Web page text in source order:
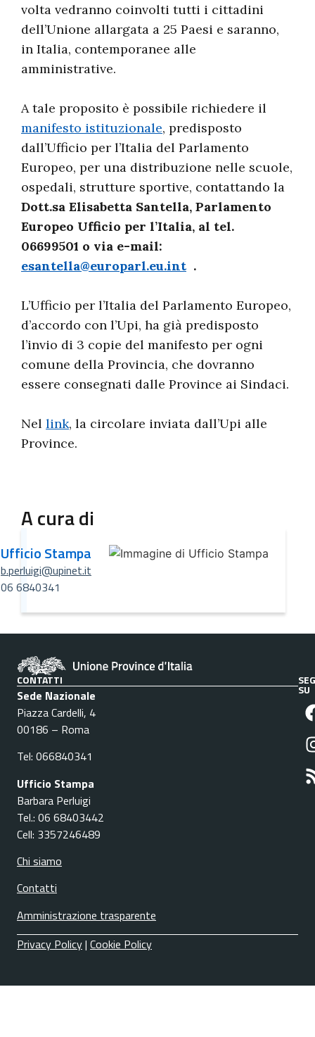
volta vedranno coinvolti tutti i cittadini
dell’Unione allargata a 25 Paesi e saranno,
in Italia, contemporanee alle
amministrative.
A tale proposito è possibile richiedere il
manifesto istituzionale, predisposto
dall’Ufficio per l’Italia del Parlamento
Europeo, per una distribuzione nelle scuole,
ospedali, strutture sportive, contattando la
Dott.sa Elisabetta Santella, Parlamento
Europeo Ufficio per l’Italia, al tel.
06699501 o via e-mail:
esantella@europarl.eu.int .
L’Ufficio per l’Italia del Parlamento Europeo,
d’accordo con l’Upi, ha già predisposto
l’invio di 3 copie del manifesto per ogni
comune della Provincia, che dovranno
essere consegnati dalle Province ai Sindaci.
Nel link, la circolare inviata dall’Upi alle
Province.
A cura di
Ufficio Stampa
b.perluigi@upinet.it
06 6840341
CONTATTI
Sede Nazionale
Piazza Cardelli, 4
00186 – Roma
Tel: 066840341
Ufficio Stampa
Barbara Perluigi
Tel.: 06 68403442
Cell: 3357246489
Chi siamo
Contatti
Amministrazione trasparente
SU
Privacy Policy| Cookie Policy